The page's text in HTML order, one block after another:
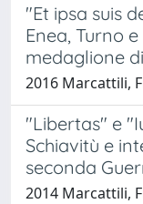
"Et ipsa suis
Enea, Turno
medaglione
2016 Marcattili,
"Libertas" e
Schiavitù e
seconda
2014 Marcattili,